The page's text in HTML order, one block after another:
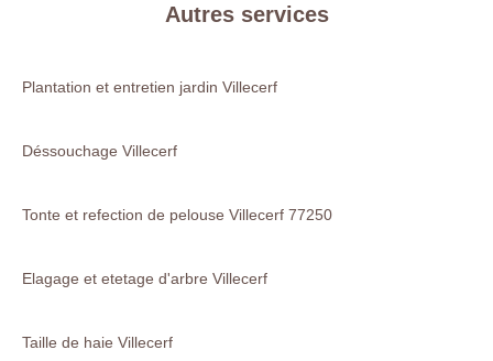
Autres services
Plantation et entretien jardin Villecerf
Déssouchage Villecerf
Tonte et refection de pelouse Villecerf 77250
Elagage et etetage d'arbre Villecerf
Taille de haie Villecerf